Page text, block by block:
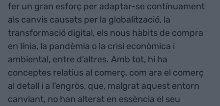
fer un gran esforç per adaptar-se contínuament
als canvis causats per la globalització, la
transformació digital, els nous hàbits de compra
en línia, la pandèmia o la crisi econòmica i
ambiental, entre d’altres. Amb tot, hi ha
conceptes relatius al comerç, com ara el comerç
al detall i a l’engròs, que, malgrat aquest entorn
canviant, no han alterat en essència el seu